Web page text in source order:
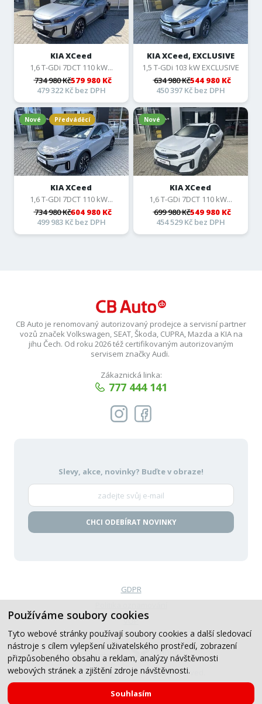
Používáme soubory cookies
Tyto webové stránky používají soubory cookies a další sledovací
nástroje s cílem vylepšení uživatelského prostředí, zobrazení
přizpůsobeného obsahu a reklam, analýzy návštěvnosti
webových stránek a zjištění zdroje návštěvnosti.
Souhlasím
KIA XCeed
1,6 T-GDi 7DCT 110 kW...
734 980 Kč579 980 Kč
479 322 Kč bez DPH
KIA XCeed, EXCLUSIVE
1,5 T-GDi 103 kW EXCLUSIVE
634 980 Kč544 980 Kč
450 397 Kč bez DPH
Nové Předváděcí
KIA XCeed
1,6 T-GDI 7DCT 110 kW...
734 980 Kč604 980 Kč
499 983 Kč bez DPH
Nové
KIA XCeed
1,6 T-GDi 7DCT 110 kW...
699 980 Kč549 980 Kč
454 529 Kč bez DPH
CB Auto je renomovaný autorizovaný prodejce a servisní partner
vozů značek Volkswagen, SEAT, Škoda, CUPRA, Mazda a KIA na
jihu Čech. Od roku 2026 též certifikovaným autorizovaným
servisem značky Audi.
Zákaznická linka:
777 444 141
Slevy, akce, novinky? Buďte v obraze!
CHCI ODEBÍRAT NOVINKY
© 2019-2026, CB Auto, All Rights Reserved.
GDPR
VOP
Created by